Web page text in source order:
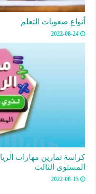
أنواع صعوبات التعلم
2022-08-24
كراسة تمارين مهارات
المستوى الثالث
2022-08-15